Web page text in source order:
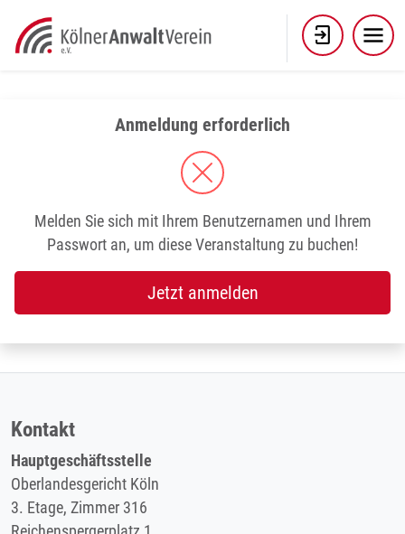
content
Anmeldung erforderlich
Melden Sie sich mit Ihrem Benutzernamen und Ihrem
Passwort an, um diese Veranstaltung zu buchen!
Jetzt anmelden
Kontakt
Hauptgeschäftsstelle
Oberlandesgericht Köln
3. Etage, Zimmer 316